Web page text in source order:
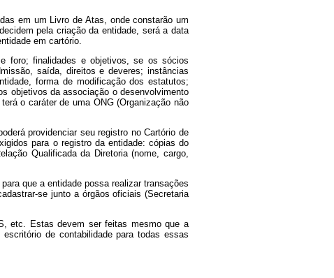
em um Livro de Atas, onde constarão um
pela criação da entidade, será a data
em cartório.
foro; finalidades e objetivos, se os sócios
saída, direitos e deveres; instâncias
forma de modificação dos estatutos;
objetivos da associação o desenvolvimento
o caráter de uma ONG (Organização não
providenciar seu registro no Cartório de
para o registro da entidade: cópias do
Qualificada da Diretoria (nome, cargo,
que a entidade possa realizar transações
se junto a órgãos oficiais (Secretaria
etc. Estas devem ser feitas mesmo que a
de contabilidade para todas essas